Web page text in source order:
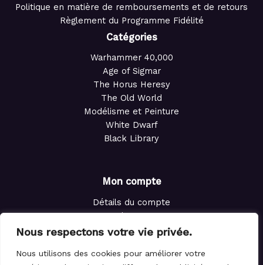
Nous respectons votre vie privée.
Nous utilisons des cookies pour améliorer votre
Politique en matière de remboursements et de retours
Règlement du Programme Fidélité
Catégories
Warhammer 40,000
Age of Sigmar
The Horus Heresy
The Old World
Modélisme et Peinture
White Dwarf
Black Library
Mon compte
Détails du compte
Adresses
Commandes
Panier